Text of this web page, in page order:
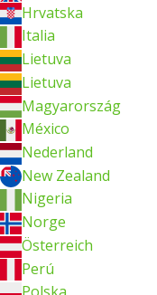
Hrvatska
Italia
Lietuva
Lietuva
Magyarország
México
Nederland
New Zealand
Nigeria
Norge
Österreich
Perú